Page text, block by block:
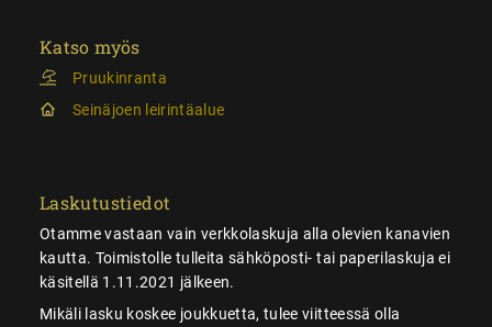
Katso myös
Pruukinranta
Seinäjoen leirintäalue
Laskutustiedot
Otamme vastaan vain verkkolaskuja alla olevien kanavien
kautta. Toimistolle tulleita sähköposti- tai paperilaskuja ei
käsitellä 1.11.2021 jälkeen.
Mikäli lasku koskee joukkuetta, tulee viitteessä olla